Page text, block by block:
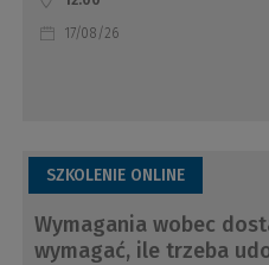
17/08/26
SZKOLENIE ONLINE
Wymagania wobec
wymagać, ile trzeba